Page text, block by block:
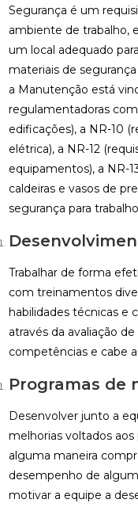
Segurança é um
ambiente de trabalho,
um local adequado
materiais de
a Manutenção está
regulamentadoras
edificações), a NR-10
elétrica), a NR-12
equipamentos), a NR-
caldeiras e vasos de
segurança para
Trabalhar de forma
com treinamentos
habilidades técnicas e
através da avaliação
competências e cabe
Programas de
Desenvolver junto a
melhorias voltados
alguma maneira
desempenho de
motivar a equipe a